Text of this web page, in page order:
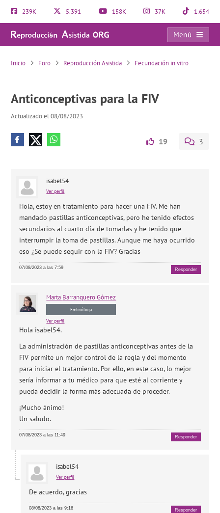
239K 5.391 158K 37K 1.654
Menú
Anticonceptivas para la FIV
Inicio Foro Reproducción Asistida Fecundación in vitro
Anticonceptivas para la FIV
Actualizado el 08/08/2023
19 3
isabel54
Ver perfil
Hola, estoy en tratamiento para hacer una FIV. Me han
mandado pastillas anticonceptivas, pero he tenido efectos
secundarios al cuarto día de tomarlas y he tenido que
interrumpir la toma de pastillas. Aunque me haya ocurrido
eso ¿Se puede seguir con la FIV? Gracias
07/08/2023 a las 7:59 Responder
Marta Barranquero Gómez
Embrióloga
Ver perfil
Hola isabel54.
La administración de pastillas anticonceptivas antes de la
FIV permite un mejor control de la regla y del momento
para iniciar el tratamiento. Por ello, en este caso, lo mejor
sería informar a tu médico para que esté al corriente y
pueda decidir la forma más adecuada de proceder.
¡Mucho ánimo!
Un saludo.
07/08/2023 a las 11:49 Responder
isabel54
Ver perfil
De acuerdo, gracias
08/08/2023 a las 9:16 Responder